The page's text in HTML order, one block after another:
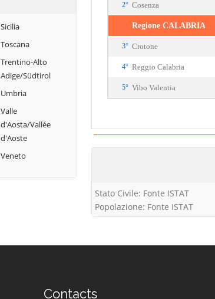
Sicilia
Toscana
Trentino-Alto
Adige/Südtirol
Umbria
Valle
d'Aosta/Vallée
d'Aoste
Veneto
2° Cosenza
Regione CALABRIA
3° Crotone
4° Reggio Calabria
5° Vibo Valentia
Stato Civile: Fonte ISTAT
Popolazione: Fonte ISTAT
Contacts